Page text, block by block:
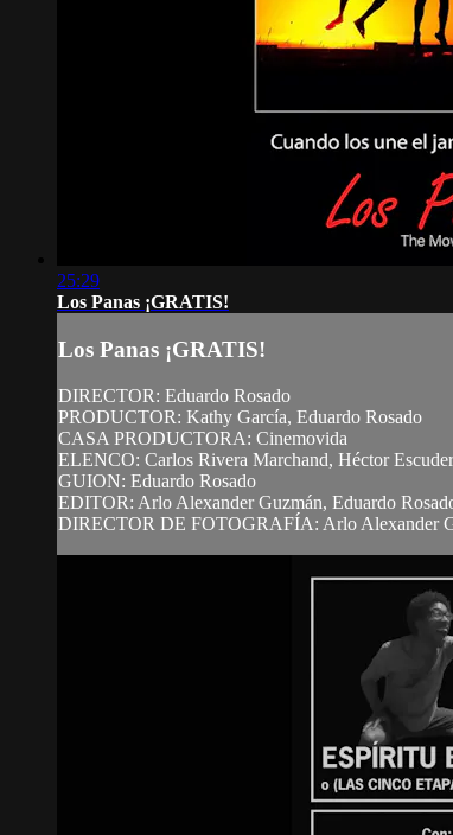
25:29
Los Panas ¡GRATIS!
Los Panas ¡GRATIS!
DIRECTOR: Eduardo Rosado
PRODUCTOR: Kathy García, Eduardo Rosado
CASA PRODUCTORA: Cinemovida
ELENCO: Carlos Rivera Marchand, Héctor
GUION: Eduardo Rosado
EDITOR: Arlo Alexander Guzmán, Eduardo
DIRECTOR DE FOTOGRAFÍA: Arlo Alexander